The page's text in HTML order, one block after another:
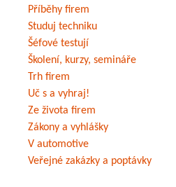
Příběhy firem
Studuj techniku
Šéfové testují
Školení, kurzy, semináře
Trh firem
Uč s a vyhraj!
Ze života firem
Zákony a vyhlášky
V automotive
Veřejné zakázky a poptávky